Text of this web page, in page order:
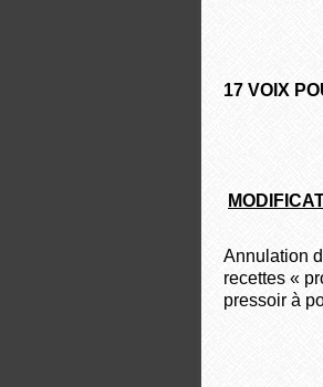
17 VOIX
Annulation
recettes «
pressoir à